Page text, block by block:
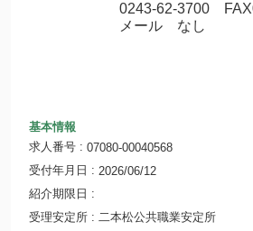
0243-62-3700
メール なし
基本情報
求人番号
07080-00040568
受付年月日
2026/06/12
紹介期限日
受理安定所
二本松公共職業安定所